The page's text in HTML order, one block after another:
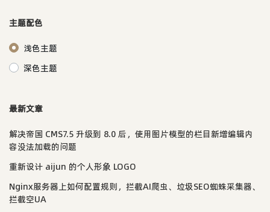
主题配色
浅色主题
深色主题
最新文章
解决帝国 CMS7.5 升级到 8.0 后，使用图片模型的栏目新增编辑内
容没法加载的问题
重新设计 aijun 的个人形象 LOGO
Nginx服务器上如何配置规则，拦截AI爬虫、垃圾SEO蜘蛛采集器、
拦截空UA